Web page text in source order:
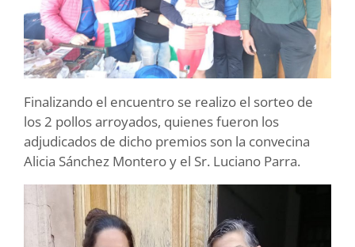
Finalizando el encuentro se realizo el sorteo de
los 2 pollos arroyados, quienes fueron los
adjudicados de dicho premios son la convecina
Alicia Sánchez Montero y el Sr. Luciano Parra.